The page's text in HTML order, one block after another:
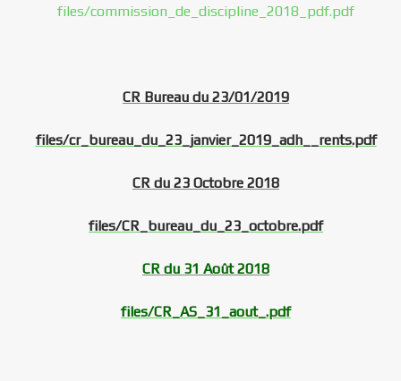
files/commission_de_discipline_2018_pdf.pdf
CR Bureau du 23/01/2019
files/cr_bureau_du_23_janvier_2019_adh__rents.pdf
CR du 23 Octobre 2018
files/CR_bureau_du_23_octobre.pdf
CR du 31 Août 2018
files/CR_AS_31_aout_.pdf